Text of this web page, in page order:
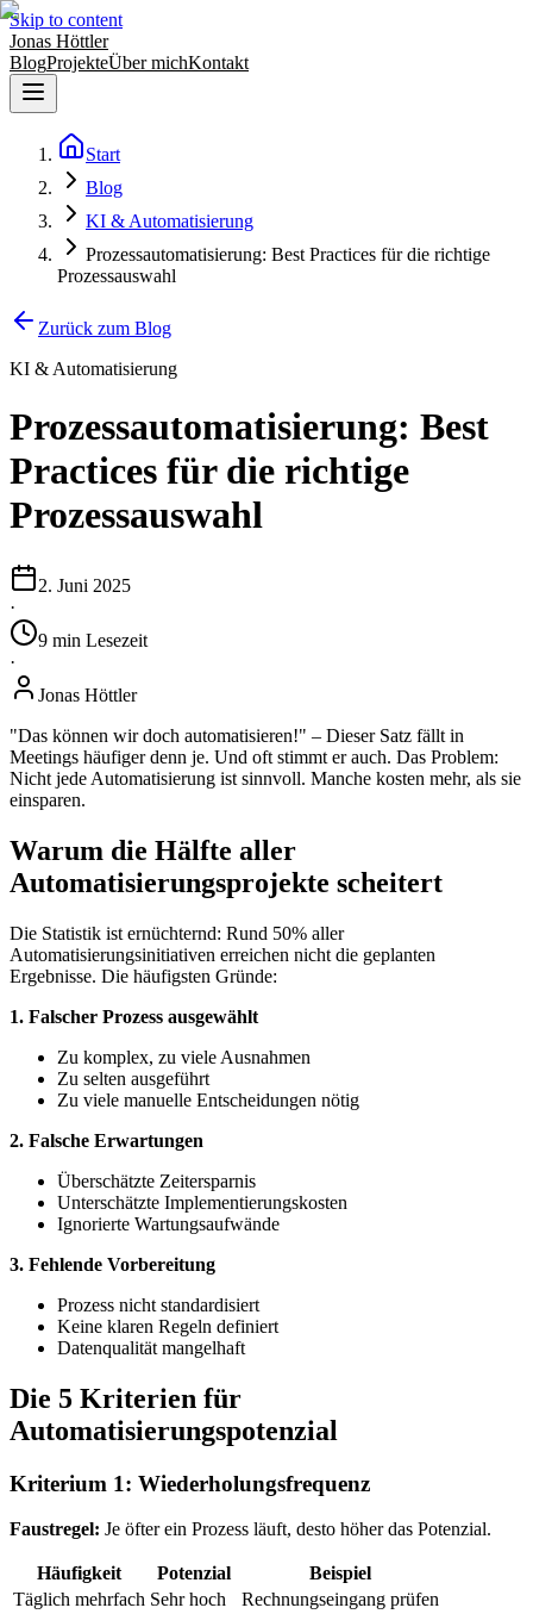
Skip to content
Jonas Höttler
BlogProjekteÜber michKontakt
Start
Blog
KI & Automatisierung
Prozessautomatisierung: Best Practices für die richtige
Prozessauswahl
Zurück zum Blog
KI & Automatisierung
Prozessautomatisierung: Best
Practices für die richtige
Prozessauswahl
2. Juni 2025
·
9 min Lesezeit
·
Jonas Höttler
"Das können wir doch automatisieren!" – Dieser Satz fällt in
Meetings häufiger denn je. Und oft stimmt er auch. Das Problem:
Nicht jede Automatisierung ist sinnvoll. Manche kosten mehr, als sie
einsparen.
Warum die Hälfte aller
Automatisierungsprojekte scheitert
Die Statistik ist ernüchternd: Rund 50% aller
Automatisierungsinitiativen erreichen nicht die geplanten
Ergebnisse. Die häufigsten Gründe:
1. Falscher Prozess ausgewählt
Zu komplex, zu viele Ausnahmen
Zu selten ausgeführt
Zu viele manuelle Entscheidungen nötig
2. Falsche Erwartungen
Überschätzte Zeitersparnis
Unterschätzte Implementierungskosten
Ignorierte Wartungsaufwände
3. Fehlende Vorbereitung
Prozess nicht standardisiert
Keine klaren Regeln definiert
Datenqualität mangelhaft
Die 5 Kriterien für
Automatisierungspotenzial
Kriterium 1: Wiederholungsfrequenz
Faustregel: Je öfter ein Prozess läuft, desto höher das Potenzial.
Häufigkeit Potenzial
Beispiel
Täglich mehrfach Sehr hoch
Rechnungseingang prüfen